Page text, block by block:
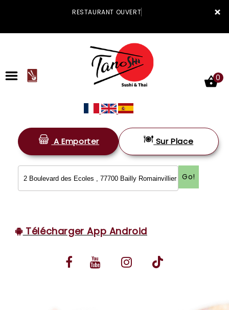
×
RESTAURANT OUVERT
ACCUEIL
LA CARTE
VOS AVIS
MENTIONS LÉGALES
0
A Emporter Sur Place
Go!
Télécharger App Android